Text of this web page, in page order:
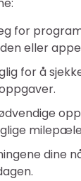
for
eller
for å
dine